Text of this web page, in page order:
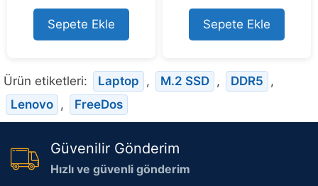
t
o
f
5
Sepete Ekle
t
o
f
5
Sepete Ekle
Ürün etiketleri: Laptop , M.2 SSD , DDR5 ,
Lenovo , FreeDos
Güvenilir Gönderim
Hızlı ve güvenli gönderim